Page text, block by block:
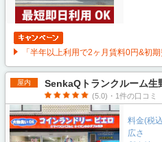
「半年以上利用で2ヶ月賃料0円&初期
屋内 SenkaQトランクルーム生
(5.0)・1件の口コミ
料金(税
広さ